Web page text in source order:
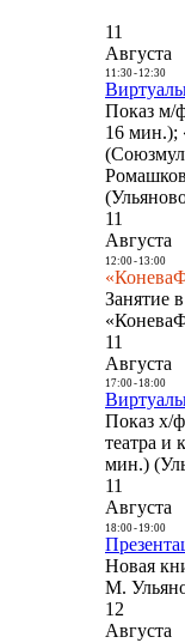
11
Августа
11:30- 12:30
Показ м/
16 мин.);
11
Августа
12:00- 13:00
Занятие
11
Августа
17:00- 18:00
Показ х/
театра и
мин.)
11
Августа
18:00- 19:00
Новая
М.
12
Августа